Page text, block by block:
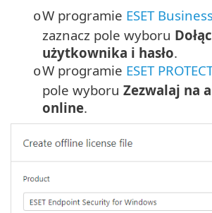
oW programie ESET
zaznacz pole wyboru
użytkownika i hasło.
oW programie ESET
pole wyboru Zezwalaj na
online.